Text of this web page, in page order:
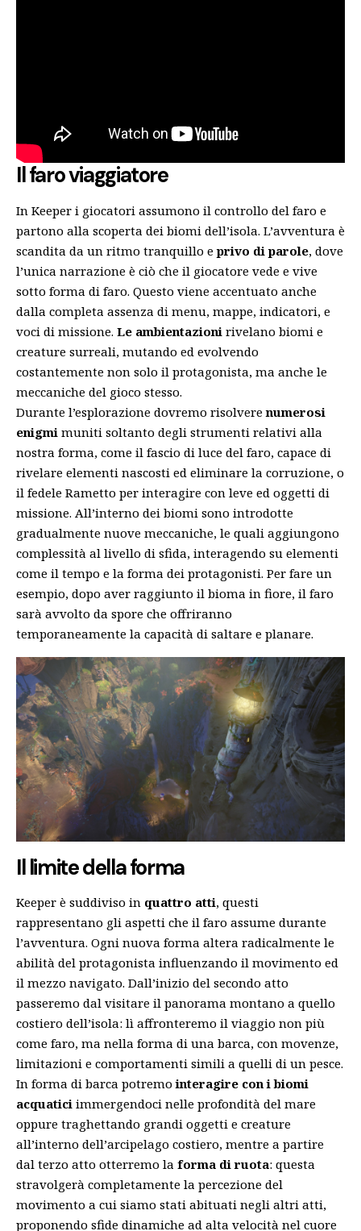
Il faro viaggiatore
In Keeper i giocatori assumono il controllo del faro e
partono alla scoperta dei biomi dell’isola. L’avventura è
scandita da un ritmo tranquillo eprivo di parole, dove
l’unica narrazione è ciò che il giocatore vede e vive
sotto forma di faro. Questo viene accentuato anche
dalla completa assenza di menu, mappe, indicatori, e
voci di missione. Le ambientazioni rivelano biomi e
creature surreali, mutando ed evolvendo
costantemente non solo il protagonista, ma anche le
meccaniche del gioco stesso.
Durante l’esplorazione dovremo risolverenumerosi
enigmi muniti soltanto degli strumenti relativi alla
nostra forma, come il fascio di luce del faro, capace di
rivelare elementi nascosti ed eliminare la corruzione, o
il fedele Rametto per interagire con leve ed oggetti di
missione. All’interno dei biomi sono introdotte
gradualmente nuove meccaniche, le quali aggiungono
complessità al livello di sfida, interagendo su elementi
come il tempo e la forma dei protagonisti. Per fare un
esempio, dopo aver raggiunto il bioma in fiore, il faro
sarà avvolto da spore che offriranno
temporaneamente la capacità di saltare e planare.
Il limite della forma
Keeper è suddiviso in quattro atti, questi
rappresentano gli aspetti che il faro assume durante
l’avventura. Ogni nuova forma altera radicalmente le
abilità del protagonista influenzando il movimento ed
il mezzo navigato. Dall’inizio del secondo atto
passeremo dal visitare il panorama montano a quello
costiero dell’isola: lì affronteremo il viaggio non più
come faro, ma nella forma di una barca, con movenze,
limitazioni e comportamenti simili a quelli di un pesce.
In forma di barca potremointeragire con i biomi
acquatici immergendoci nelle profondità del mare
oppure traghettando grandi oggetti e creature
all’interno dell’arcipelago costiero, mentre a partire
dal terzo atto otterremo la forma di ruota: questa
stravolgerà completamente la percezione del
movimento a cui siamo stati abituati negli altri atti,
proponendo sfide dinamiche ad alta velocità nel cuore